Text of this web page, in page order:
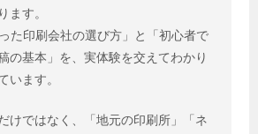
ます。
た印刷会社の選び方」と「初心者で
の基本」を、実体験を交えてわかり
います。
けではなく、「地元の印刷所」「ネ